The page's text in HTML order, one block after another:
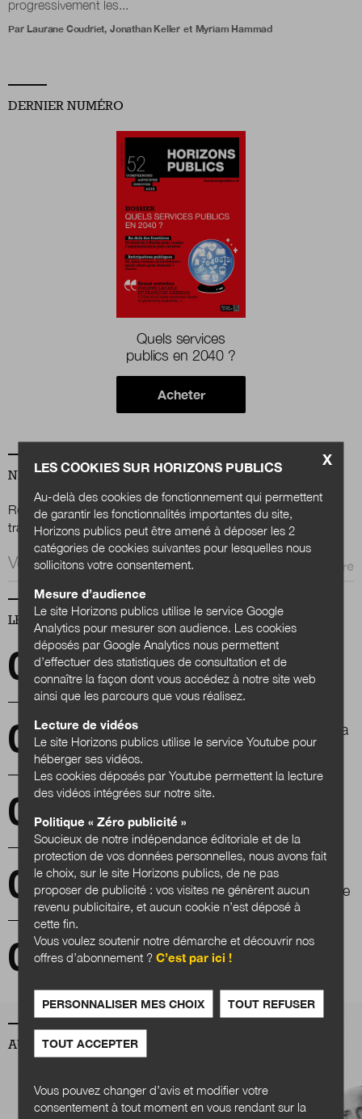
Nous contacter
Newsletter
Renseignez votre email afin de suivre l'actualité
de la transformation publique.
sur Twitter
progressivement les...
Par Laurane Coudriet, Jonathan Keller et Myriam Hammad
DERNIER NUMÉRO
Quels services
publics en 2040 ?
Acheter
NEWSLETTER
Renseignez votre email afin de suivre l'actualité de la
transformation publique.
Email *
LES PLUS LUS
Des micro-nouvelles pour imaginer la
citoyenneté de demain
Prospective : trois scénarios possibles pour la
santé en 2030
Le biomimétisme pour penser la ville de
demain
#Reset2019 : des coalitions d'acteurs en
ordre de marche pour réinventer le numérique
Quel avenir pour les laboratoires d'innovation
et la culture de l'expérimentation dans les
AUTEURS
X
LES COOKIES SUR HORIZONS PUBLICS
Au-delà des cookies de fonctionnement qui permettent
de garantir les fonctionnalités importantes du site,
Horizons publics peut être amené à déposer les 2
catégories de cookies suivantes pour lesquelles nous
sollicitons votre consentement.
Mesure d’audience
Le site Horizons publics utilise le service Google
Analytics pour mesurer son audience. Les cookies
déposés par Google Analytics nous permettent
d’effectuer des statistiques de consultation et de
connaître la façon dont vous accédez à notre site web
ainsi que les parcours que vous réalisez.
Lecture de vidéos
Le site Horizons publics utilise le service Youtube pour
héberger ses vidéos.
Les cookies déposés par Youtube permettent la lecture
des vidéos intégrées sur notre site.
Politique « Zéro publicité »
Soucieux de notre indépendance éditoriale et de la
protection de vos données personnelles, nous avons fait
le choix, sur le site Horizons publics, de ne pas
proposer de publicité : vos visites ne génèrent aucun
revenu publicitaire, et aucun cookie n’est déposé à
cette fin.
Vous voulez soutenir notre démarche et découvrir nos
offres d’abonnement ?C’est par ici !
PERSONNALISER MES CHOIX TOUT REFUSER
TOUT ACCEPTER
Vous pouvez changer d’avis et modifier votre
consentement à tout moment en vous rendant sur la